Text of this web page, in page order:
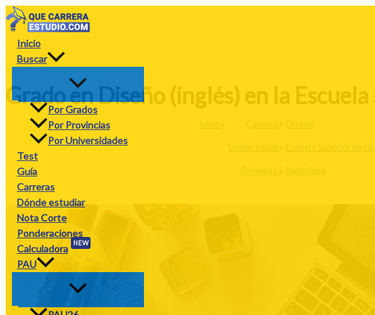
Ir
al
contenido
Inicio
Buscar
Por Grados
Por Provincias
Por Universidades
Test
Guía
Carreras
Dónde estudiar
Nota Corte
Ponderaciones
Calculadora
NEW
PAU
Grado en Diseño (inglés) en la
Inicio Carrera Diseño
Universidad Escuela Superior de
Provincia Barcelona